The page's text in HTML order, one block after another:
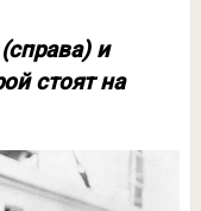
и
стоят на